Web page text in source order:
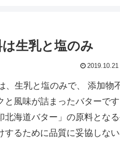
生乳と塩のみ
2019.10.21
、生乳と塩のみで、 添加物
と風味が詰まったバターで
海道バター」の原料とな
るために品質に妥協しな